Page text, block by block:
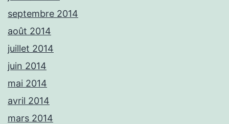
septembre 2014
août 2014
juillet 2014
juin 2014
mai 2014
avril 2014
mars 2014